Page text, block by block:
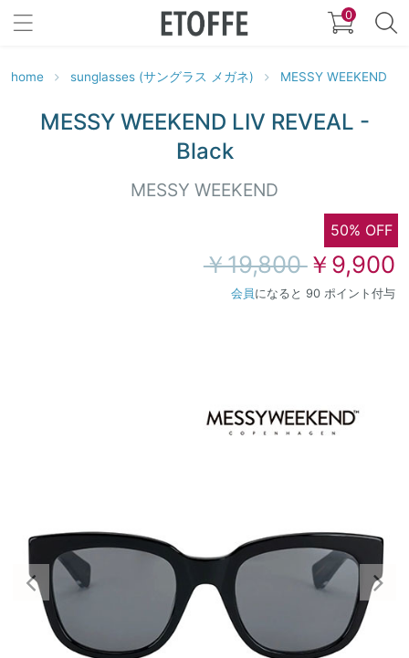
0
home sunglasses (サングラス メガネ) MESSY WEEKEND
MESSY WEEKEND LIV REVEAL -
Black
MESSY WEEKEND
50% OFF
￥19,800￥9,900
会員 になると 90 ポイント付与
Previous Next